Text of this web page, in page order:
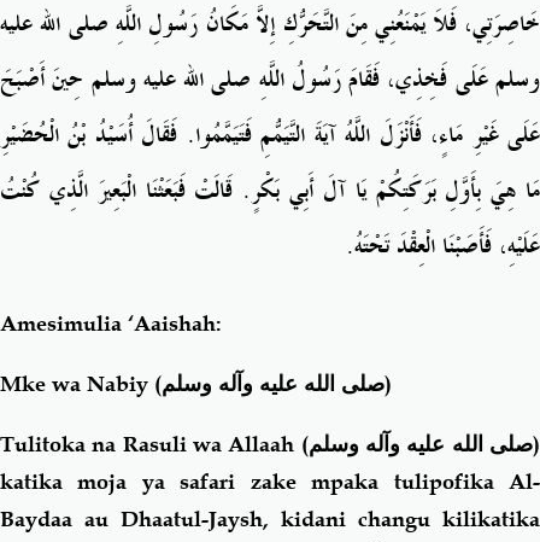
خَاصِرَتِي، فَلاَ يَمْنَعُنِي مِنَ التَّحَرُّكِ إِلاَّ مَكَانُ رَسُولِ اللَّهِ صلى الله عليه
وسلم عَلَى فَخِذِي، فَقَامَ رَسُولُ اللَّهِ صلى الله عليه وسلم حِينَ أَصْبَحَ
عَلَى غَيْرِ مَاءٍ، فَأَنْزَلَ اللَّهُ آيَةَ التَّيَمُّمِ فَتَيَمَّمُوا‏.‏ فَقَالَ أُسَيْدُ بْنُ الْحُضَيْرِ
مَا هِيَ بِأَوَّلِ بَرَكَتِكُمْ يَا آلَ أَبِي بَكْرٍ‏.‏ قَالَتْ فَبَعَثْنَا الْبَعِيرَ الَّذِي كُنْتُ
عَلَيْهِ، فَأَصَبْنَا الْعِقْدَ تَحْتَهُ‏.‏
Amesimulia ‘Aaishah:
Mke wa Nabiy (صلى الله عليه وآله وسلم)
Tulitoka na Rasuli wa Allaah (صلى الله عليه وآله وسلم)
katika moja ya safari zake mpaka tulipofika Al-
Baydaa au Dhaatul-Jaysh, kidani changu kilikatika